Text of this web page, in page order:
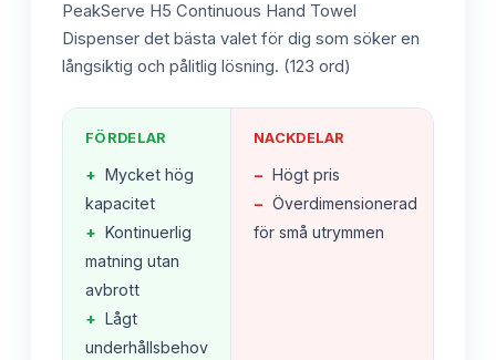
PeakServe H5 Continuous Hand Towel
Dispenser det bästa valet för dig som söker en
långsiktig och pålitlig lösning. (123 ord)
FÖRDELAR
+ Mycket hög
kapacitet
+ Kontinuerlig
matning utan
avbrott
+ Lågt
underhållsbehov
NACKDELAR
− Högt pris
− Överdimensionerad
för små utrymmen